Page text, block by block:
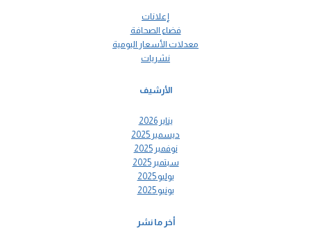
إعلانات
فضاء الصحافة
معدلات الأسعار اليومية
نشريات
الأرشيف
يناير 2026
ديسمبر 2025
نوفمبر 2025
سبتمبر 2025
يوليو 2025
يونيو 2025
أخر ما نشر